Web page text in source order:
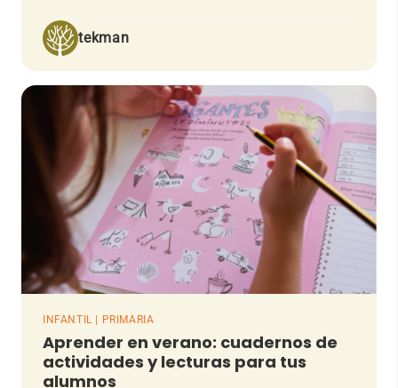
tekman
INFANTIL | PRIMARIA
Aprender en verano: cuadernos de
actividades y lecturas para tus
alumnos